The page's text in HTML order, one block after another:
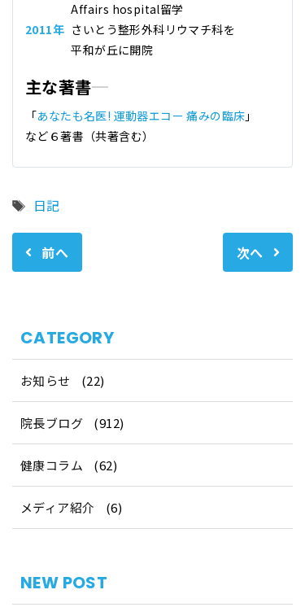
タ
日記
Affairs hospital留学
2011年 さいとう整形外科リウマチ科を
平和が丘に開院
主な著書
「あなたも名医! 運動器エコー 痛みの臨床 」
など６著書（共著含む）
前へ 次へ
CATEGORY
お知らせ (22)
院長ブログ (912)
健康コラム (62)
メディア紹介 (6)
NEW POST